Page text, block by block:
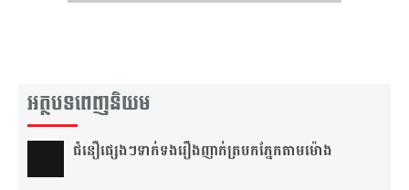
អត្ថបទពេញនិយម
ជំនឿ​ផ្សេងៗ​ទាក់ទង​រឿង​ញាក់​ត្របក​ភ្នែក​តាម​ម៉ោង​